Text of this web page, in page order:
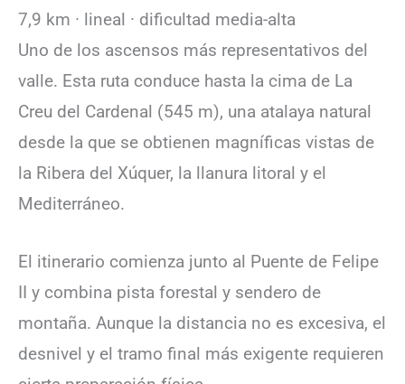
7,9 km · lineal · dificultad media-alta
Uno de los ascensos más representativos del
valle. Esta ruta conduce hasta la cima de La
Creu del Cardenal (545 m), una atalaya natural
desde la que se obtienen magníficas vistas de
la Ribera del Xúquer, la llanura litoral y el
Mediterráneo.
El itinerario comienza junto al Puente de Felipe
II y combina pista forestal y sendero de
montaña. Aunque la distancia no es excesiva, el
desnivel y el tramo final más exigente requieren